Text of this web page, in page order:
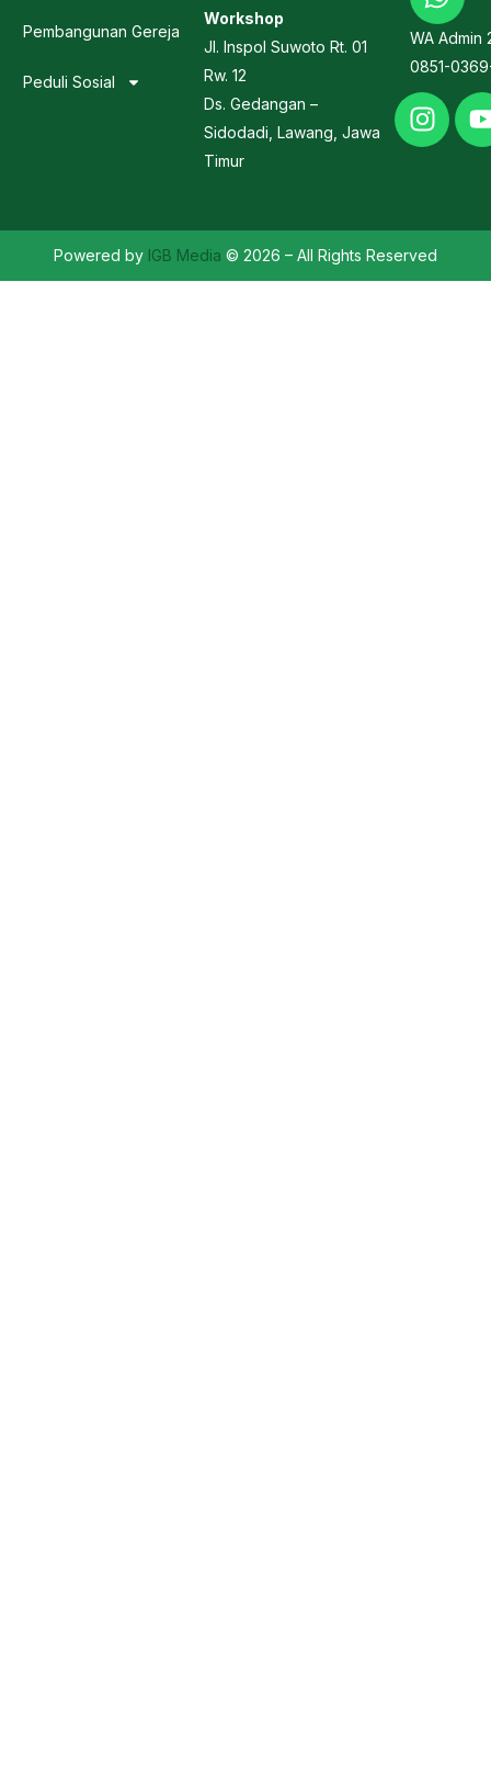
Pembangunan Gereja
Peduli Sosial
Workshop
Jl. Inspol Suwoto Rt. 01
Rw. 12
Ds. Gedangan –
Sidodadi, Lawang, Jawa
Timur
WA Admin
0851-
Powered by IGB Media © 2026 – All Rights Reserved